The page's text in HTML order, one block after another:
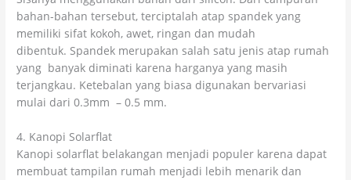
bahan-bahan tersebut, terciptalah atap spandek yang
memiliki sifat kokoh, awet, ringan dan mudah
dibentuk. Spandek merupakan salah satu jenis atap rumah
yang banyak diminati karena harganya yang masih
terjangkau. Ketebalan yang biasa digunakan bervariasi
mulai dari 0.3mm – 0.5 mm.
4. Kanopi Solarflat
Kanopi solarflat belakangan menjadi populer karena dapat
membuat tampilan rumah menjadi lebih menarik dan